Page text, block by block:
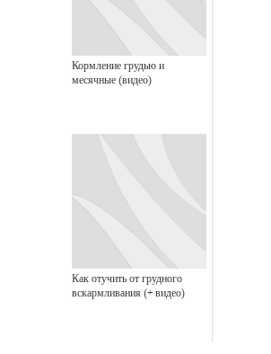
Кормление грудью и
месячные (видео)
Как отучить от грудного
вскармливания (+ видео)